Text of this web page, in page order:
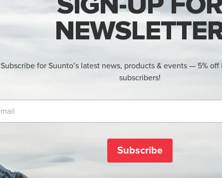
Subscribe for Suunto’s latest news, products & events — 5%
subscribers!
Subscribe